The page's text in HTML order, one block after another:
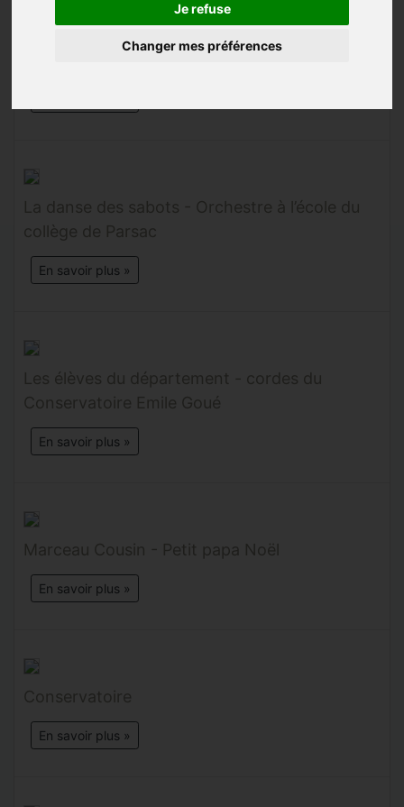
Je refuse
Changer mes préférences
La danse des sabots - Orchestre à l’école du
collège de Parsac
En savoir plus »
Les élèves du département - cordes du
Conservatoire Emile Goué
En savoir plus »
Marceau Cousin - Petit papa Noël
En savoir plus »
Conservatoire
En savoir plus »